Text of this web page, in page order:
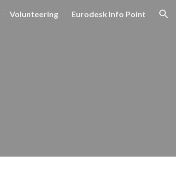
Volunteering Eurodesk Info Point